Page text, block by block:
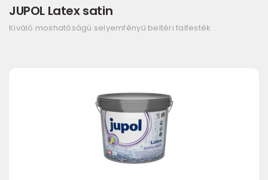
JUPOL Latex satin
Kiváló moshatóságú selyemfényű beltéri falfesték